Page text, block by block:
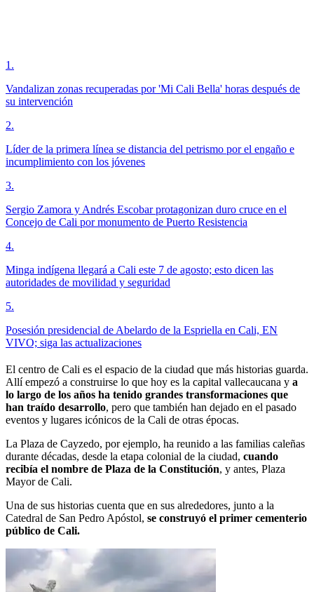
1 .
Vandalizan zonas recuperadas por 'Mi Cali Bella' horas después de
su intervención
2.
Líder de la primera línea se distancia del petrismo por el engaño e
incumplimiento con los jóvenes
3.
Sergio Zamora y Andrés Escobar protagonizan duro cruce en el
Concejo de Cali por monumento de Puerto Resistencia
4.
Minga indígena llegará a Cali este 7 de agosto; esto dicen las
autoridades de movilidad y seguridad
5.
Posesión presidencial de Abelardo de la Espriella en Cali, EN
VIVO; siga las actualizaciones
El centro de Cali es el espacio de la ciudad que más historias guarda.
Allí empezó a construirse lo que hoy es la capital vallecaucana y a
lo largo de los años ha tenido grandes transformaciones que
han traído desarrollo, pero que también han dejado en el pasado
eventos y lugares icónicos de la Cali de otras épocas.
La Plaza de Cayzedo, por ejemplo, ha reunido a las familias caleñas
durante décadas, desde la etapa colonial de la ciudad, cuando
recibía el nombre de Plaza de la Constitución, y antes, Plaza
Mayor de Cali.
Una de sus historias cuenta que en sus alrededores, junto a la
Catedral de San Pedro Apóstol, se construyó el primer cementerio
público de Cali.